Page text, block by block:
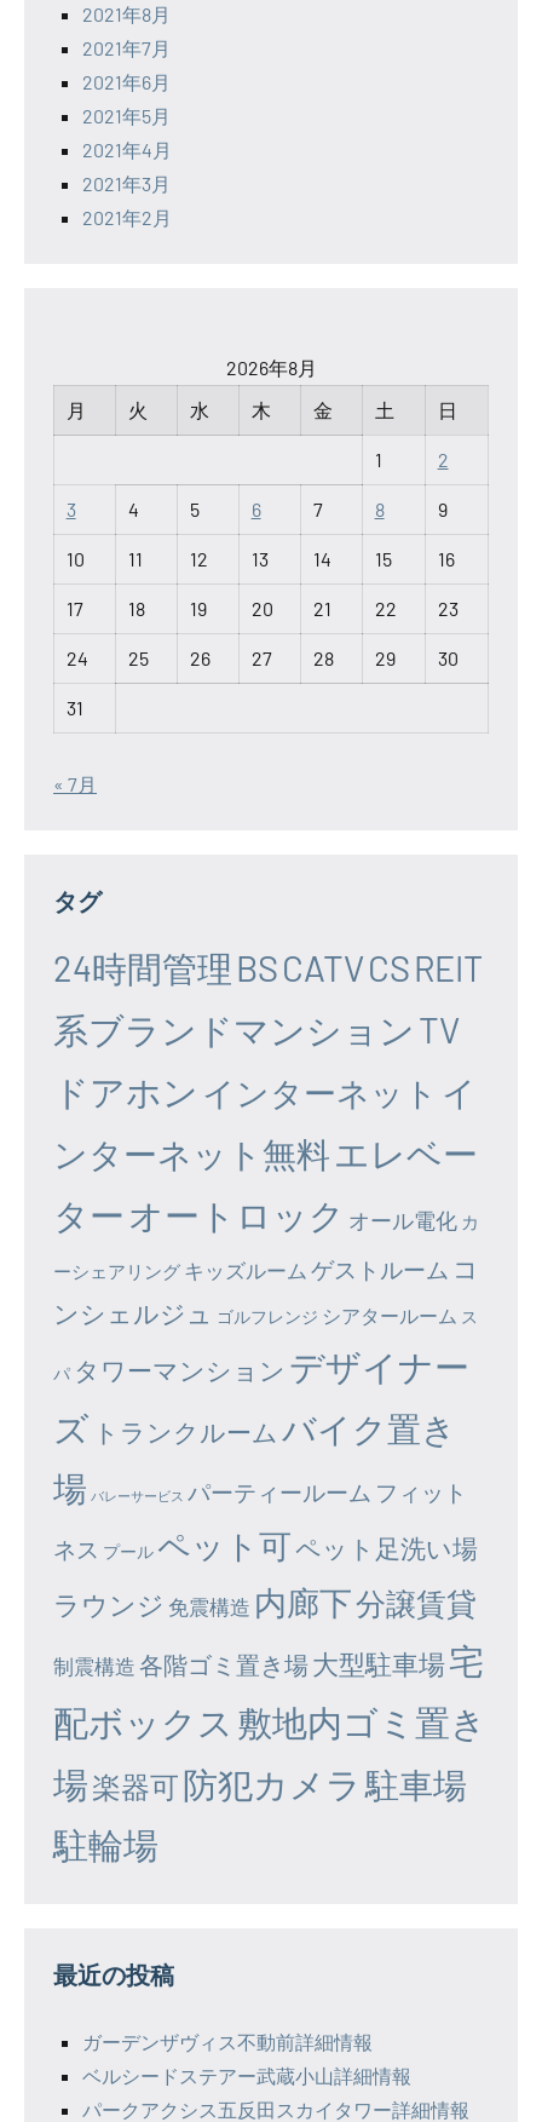
2021年8月
2021年7月
2021年6月
2021年5月
2021年4月
2021年3月
2021年2月
2026年8月
月
火 水 木 金 土 日
1 2
3 4 5 6 7 8 9
10 11 12 13 14 15 16
17 18 19 20 21 22 23
24 25 26 27 28 29 30
31
« 7月
タグ
24時間管理 BSCATVCSREIT
系ブランドマンション TV
ドアホン インターネット イ
ンターネット無料エレベー
ター オートロック オール電化 カ
ーシェアリング キッズルーム ゲストルーム コ
ンシェルジュ
ゴルフレンジ シアタールーム ス
パ タワーマンション デザイナー
ズ トランクルーム バイク置き
場 バレーサービス パーティールーム フィット
ネス プール ペット可ペット足洗い場
ラウンジ 免震構造 内廊下分譲賃貸
制震構造 各階ゴミ置き場大型駐車場宅
配ボックス 敷地内ゴミ置き
場楽器可防犯カメラ 駐車場
駐輪場
最近の投稿
ガーデンザヴィス不動前詳細情報
ベルシードステアー武蔵小山詳細情報
パークアクシス五反田スカイタワー詳細情報